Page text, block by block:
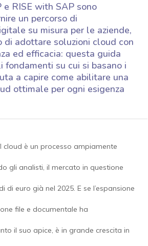
RISE with SAP sono
un percorso di
su misura per le aziende,
di adottare soluzioni cloud con
ed efficacia: questa guida
fondamenti su cui si basano i
a capire come abilitare una
ottimale per ogni esigenza
cloud è un processo ampiamente
gli analisti, il mercato in questione
di euro già nel 2025. E se l’espansione
file e documentale ha
il suo apice, è in grande crescita in